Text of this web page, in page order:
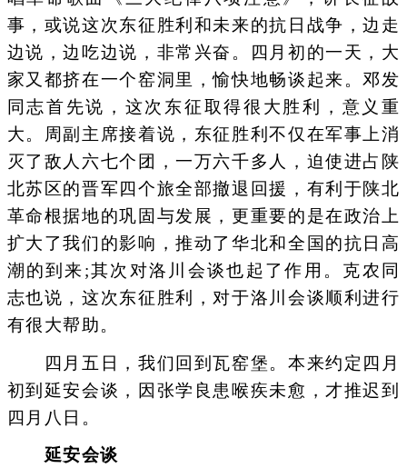
事，或说这次东征胜利和未来的抗日战争，边走
边说，边吃边说，非常兴奋。四月初的一天，大
家又都挤在一个窑洞里，愉快地畅谈起来。邓发
同志首先说，这次东征取得很大胜利，意义重
大。周副主席接着说，东征胜利不仅在军事上消
灭了敌人六七个团，一万六千多人，迫使进占陕
北苏区的晋军四个旅全部撤退回援，有利于陕北
革命根据地的巩固与发展，更重要的是在政治上
扩大了我们的影响，推动了华北和全国的抗日高
潮的到来;其次对洛川会谈也起了作用。克农同
志也说，这次东征胜利，对于洛川会谈顺利进行
有很大帮助。
四月五日，我们回到瓦窑堡。本来约定四月
初到延安会谈，因张学良患喉疾未愈，才推迟到
四月八日。
延安会谈